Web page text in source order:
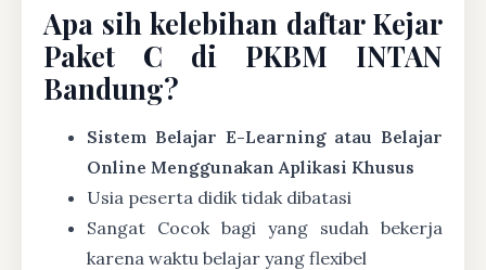
Apa sih kelebihan daftar Kejar
Paket C di PKBM INTAN
Bandung?
Sistem Belajar E-Learning atau Belajar
Online Menggunakan Aplikasi Khusus
Usia peserta didik tidak dibatasi
Sangat Cocok bagi yang sudah bekerja
karena waktu belajar yang flexibel